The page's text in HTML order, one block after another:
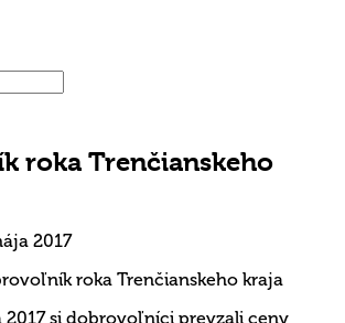
roka Trenčianskeho
2017
2017 si dobrovoľníci prevzali ceny